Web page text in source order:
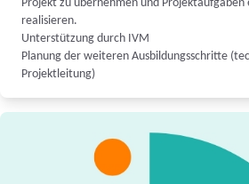
Projekt zu übernehmen und Projektaufgaben
realisieren.
Unterstützung durch IVM
Planung der weiteren Ausbildungsschritte
Projektleitung)